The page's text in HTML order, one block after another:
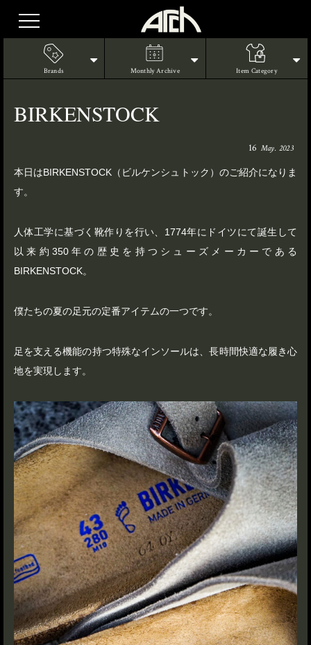
Brands Monthly Archive Item Category
BIRKENSTOCK
16 May. 2023
本日はBIRKENSTOCK（ビルケンシュトック）のご紹介になりま
す。
人体工学に基づく靴作りを行い、1774年にドイツにて誕生して
以来約350年の歴史を持つシューズメーカーである
BIRKENSTOCK。
僕たちの夏の足元の定番アイテムの一つです。
足を支える機能の持つ特殊なインソールは、長時間快適な履き心
地を実現します。